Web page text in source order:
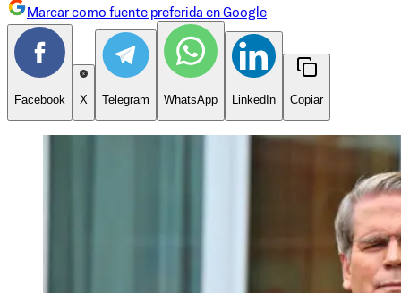
Marcar como fuente preferida en Google
Facebook X Telegram WhatsApp LinkedIn Copiar